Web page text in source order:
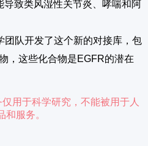
致类风湿性关节炎、哮喘和阿
团队开发了这个新的对接库，包
，这些化合物是EGFR的潜在
用于科学研究，不能被用于人
服务。